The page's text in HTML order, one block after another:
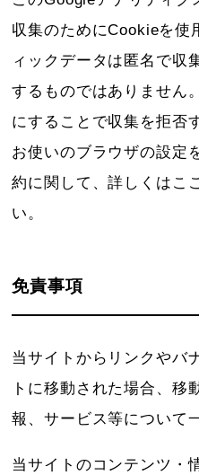
収集のためにCookieを使
ィックデータは匿名で収
するものではありません
にすることで収集を拒否
お使いのブラウザの設定
約に関して、詳しくはこ
い。
免責事項
当サイトからリンクやバ
トに移動された場合、移
報、サービス等について
当サイトのコンテンツ・